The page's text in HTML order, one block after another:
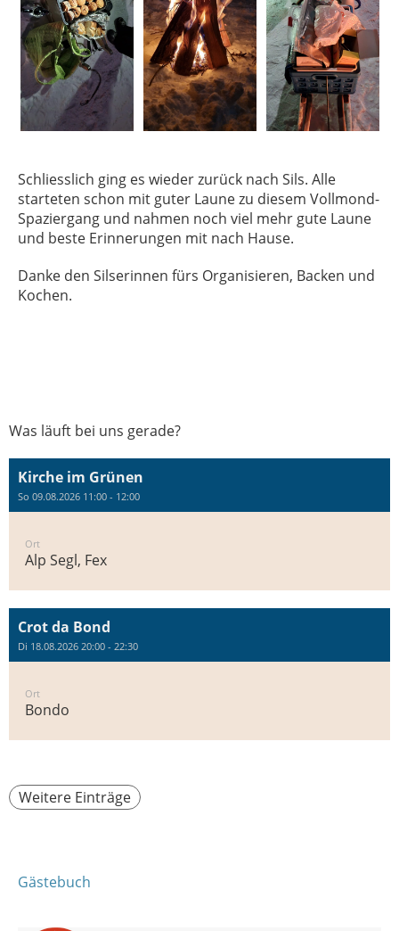
Schliesslich ging es wieder zurück nach Sils. Alle
starteten schon mit guter Laune zu diesem Vollmond-
Spaziergang und nahmen noch viel mehr gute Laune
und beste Erinnerungen mit nach Hause.
Danke den Silserinnen fürs Organisieren, Backen und
Kochen.
Was läuft bei uns gerade?
Kirche im Grünen
So 09.08.2026 11:00 - 12:00
Ort
Alp Segl, Fex
Crot da Bond
Di 18.08.2026 20:00 - 22:30
Ort
Bondo
Weitere Einträge
Gästebuch